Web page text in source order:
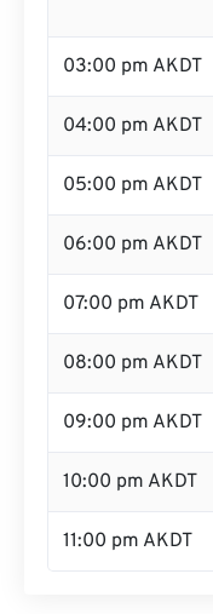
03:00 pm AKDT
04:00 pm AKDT
05:00 pm AKDT
06:00 pm AKDT
07:00 pm AKDT
08:00 pm AKDT
09:00 pm AKDT
10:00 pm AKDT
11:00 pm AKDT